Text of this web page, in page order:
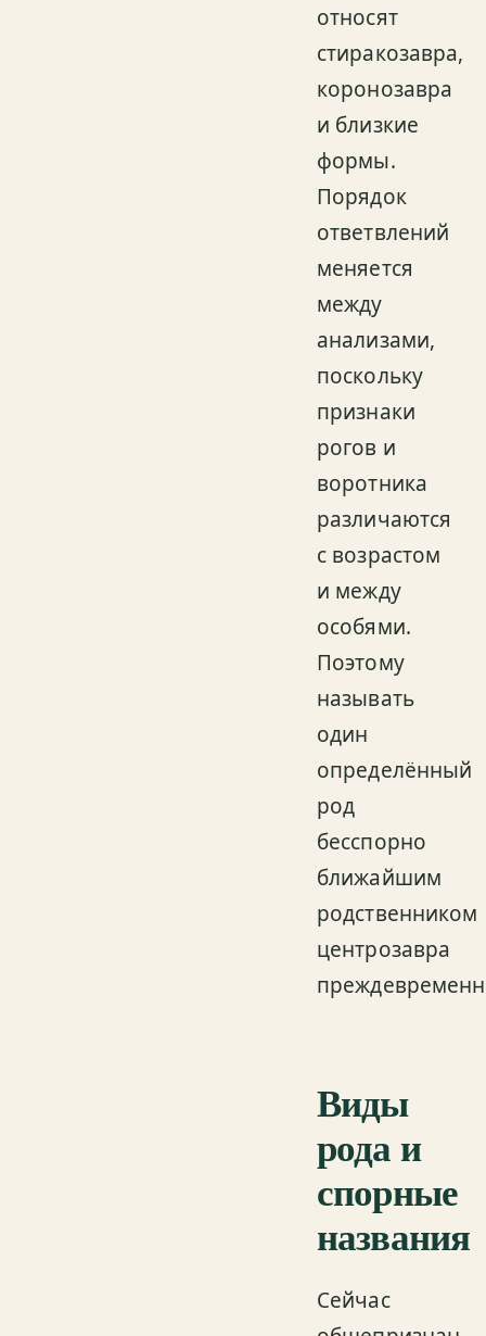
относят
стиракозавра,
коронозавра
и близкие
формы.
Порядок
ответвлений
меняется
между
анализами,
поскольку
признаки
рогов и
воротника
различаются
с возрастом
и между
особями.
Поэтому
называть
один
определённый
род
бесспорно
ближайшим
родственником
центрозавра
Виды
рода и
спорные
названия
Сейчас